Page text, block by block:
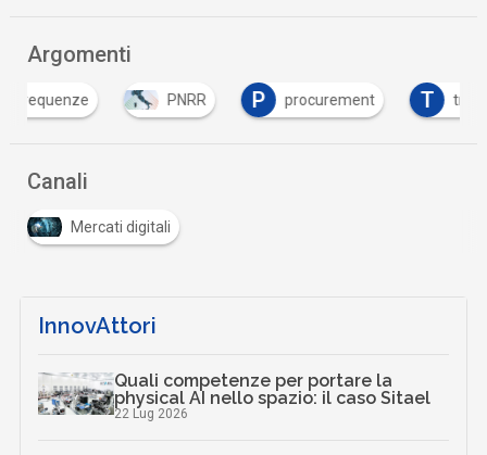
Argomenti
PNRR P procurement T tracciabilità
Canali
Mercati digitali
InnovAttori
Quali competenze per portare la
physical AI nello spazio: il caso Sitael
22 Lug 2026